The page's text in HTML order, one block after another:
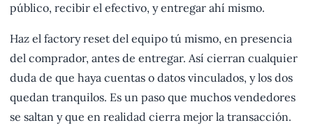
público, recibir el efectivo, y entregar ahí mismo.
Haz el factory reset del equipo tú mismo, en presencia
del comprador, antes de entregar. Así cierran cualquier
duda de que haya cuentas o datos vinculados, y los dos
quedan tranquilos. Es un paso que muchos vendedores
se saltan y que en realidad cierra mejor la transacción.